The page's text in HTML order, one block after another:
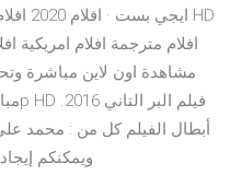
افلام مترجمة افلام امريكية
أبطال الفيلم كل من : محمد